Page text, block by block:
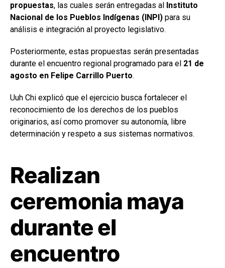
propuestas, las cuales serán entregadas al
Instituto
Nacional de los Pueblos Indígenas (INPI) para su
análisis e integración al proyecto legislativo.
Posteriormente, estas propuestas serán presentadas
durante el encuentro regional programado para el 21 de
agosto en Felipe Carrillo Puerto.
Uuh Chi explicó que el ejercicio busca fortalecer el
reconocimiento de los derechos de los pueblos
originarios, así como promover su autonomía, libre
determinación y respeto a sus sistemas normativos.
Realizan
ceremonia maya
durante el
encuentro